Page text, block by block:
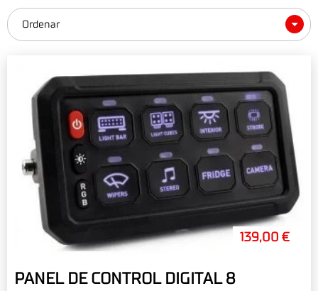
Ordenar
139,00 €
PANEL DE CONTROL DIGITAL 8